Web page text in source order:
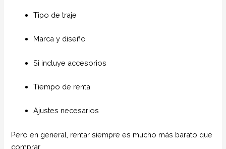
Tipo de traje
Marca y diseño
Si incluye accesorios
Tiempo de renta
Ajustes necesarios
Pero en general, rentar siempre es mucho más barato que
comprar.